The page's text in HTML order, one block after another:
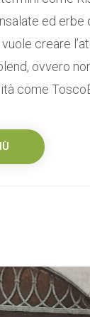
ed erbe
creare
ovvero
come